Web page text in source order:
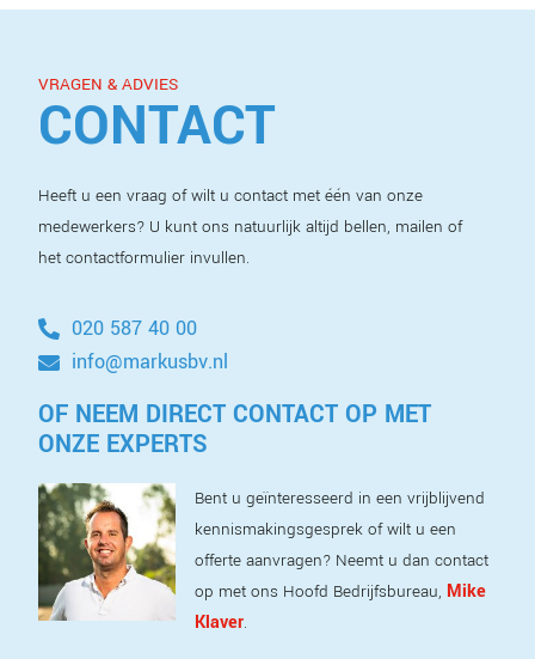
VRAGEN & ADVIES
CONTACT
Heeft u een vraag of wilt u contact met één van onze
medewerkers? U kunt ons natuurlijk altijd bellen, mailen of
het contactformulier invullen.
020 587 40 00
info@markusbv.nl
OF NEEM DIRECT CONTACT OP MET
ONZE EXPERTS
Bent u geïnteresseerd in een vrijblijvend
kennismakingsgesprek of wilt u een
offerte aanvragen? Neemt u dan contact
op met ons Hoofd Bedrijfsbureau, Mike
Klaver.